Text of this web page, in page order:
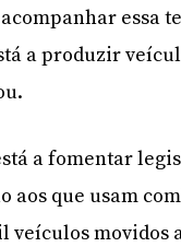
essa
a produzir
a fomentar
aos que usam
veículos